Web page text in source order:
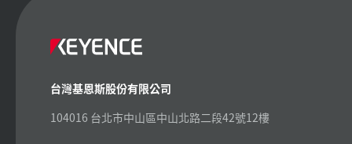
台灣基恩斯股份有限公司
104016 台北市中山區中山北路二段42號12樓